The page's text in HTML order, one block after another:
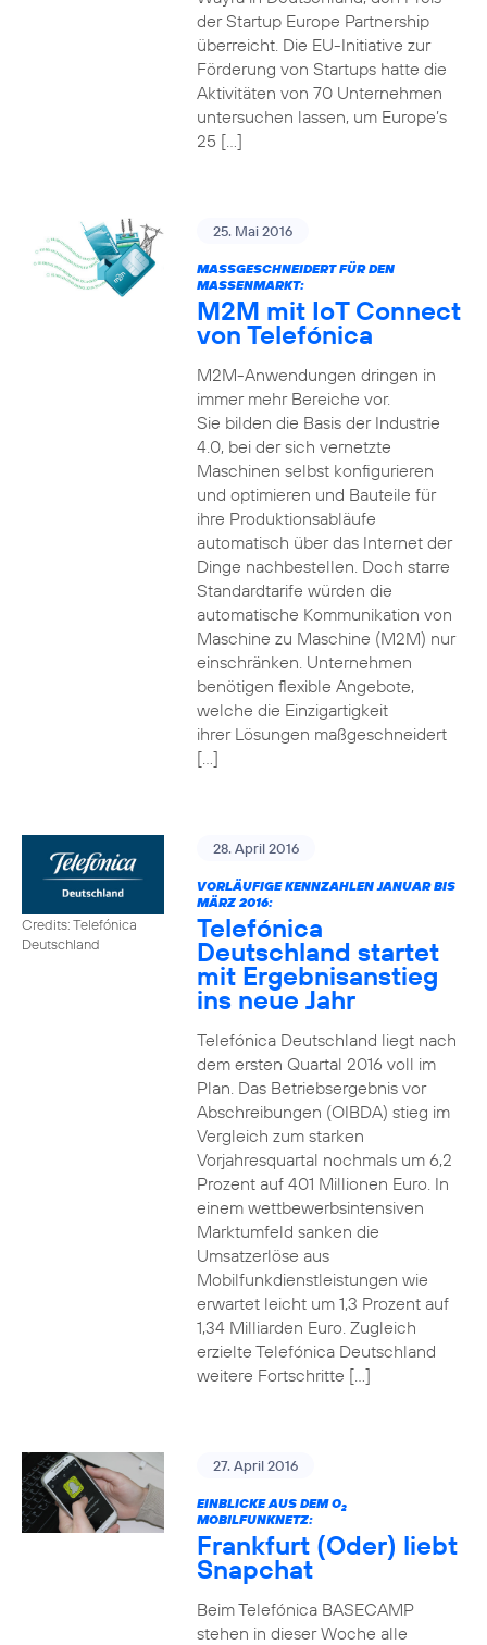
der Startup Europe Partnership
überreicht. Die EU-Initiative zur
Förderung von Startups hatte die
Aktivitäten von 70 Unternehmen
untersuchen lassen, um Europe’s
25 […]
25. Mai 2016
MASSGESCHNEIDERT FÜR DEN M
ASSENMARKT:
M2M mit IoT Connect
von Telefónica
M2M-Anwendungen dringen in
immer mehr Bereiche vor.
Sie bilden die Basis der Industrie
4.0, bei der sich vernetzte
Maschinen selbst konfigurieren
und optimieren und Bauteile für
ihre Produktionsabläufe
automatisch über das Internet der
Dinge nachbestellen. Doch starre
Standardtarife würden die
automatische Kommunikation von
Maschine zu Maschine (M2M) nur
einschränken. Unternehmen
benötigen flexible Angebote,
welche die Einzigartigkeit
ihrer Lösungen maßgeschneidert
[…]
Credits: Telefónica
Deutschland
28. April 2016
VORLÄUFIGE KENNZAHLEN JANUAR BIS
MÄRZ 2016:
Telefónica
Deutschland startet
mit Ergebnisanstieg
ins neue Jahr
Telefónica Deutschland liegt nach
dem ersten Quartal 2016 voll im
Plan. Das Betriebsergebnis vor
Abschreibungen (OIBDA) stieg im
Vergleich zum starken
Vorjahresquartal nochmals um 6,2
Prozent auf 401 Millionen Euro. In
einem wettbewerbsintensiven
Marktumfeld sanken die
Umsatzerlöse aus
Mobilfunkdienstleistungen wie
erwartet leicht um 1,3 Prozent auf
1,34 Milliarden Euro. Zugleich
erzielte Telefónica Deutschland
weitere Fortschritte […]
27. April 2016
EINBLICKE AUS DEM O2
MOBILFUNKNETZ:
Frankfurt (Oder) liebt
Snapchat
Beim Telefónica BASECAMP
stehen in dieser Woche alle